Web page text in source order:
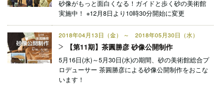
砂像がもっと面白くなる！ガイドと歩く砂の美術館
実施中！ ※12月8日より10時30分開始に変更
2018年04月13日（金） ～ 2018年05月30日（水）
【第11期】茶圓勝彦 砂像公開制作
5月16日(水)～5月30日(水)の期間、砂の美術館総合プ
ロデューサー 茶圓勝彦による砂像公開制作をおこな
います！